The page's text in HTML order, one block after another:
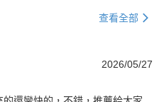
查看全部
2026/05/27